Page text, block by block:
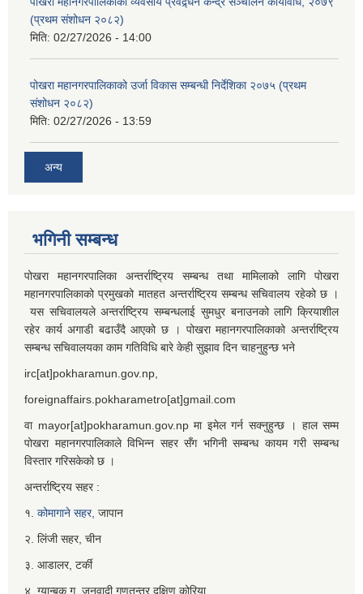
(प्रथम संशोधन २०८२)
मिति: 02/27/2026 - 14:00
पोखरा महानगरपालिकाको उर्जा विकास सम्बन्धी निर्देशिका २०७५ (प्रथम
संशोधन २०८२)
मिति: 02/27/2026 - 13:59
अन्य
भगिनी सम्बन्ध
पोखरा महानगरपालिका अन्तर्राष्ट्रिय सम्बन्ध तथा मामिलाको लागि पोखरा
महानगरपालिकाको प्रमुखको मातहत अन्तर्राष्ट्रिय सम्बन्ध सचिवालय रहेको छ ।
यस सचिवालयले अन्तर्राष्ट्रिय सम्बन्धलाई सुमधुर बनाउनको लागि क्रियाशील
रहेर कार्य अगाडी बढाउँदै आएको छ । पोखरा महानगरपालिकाको अन्तर्राष्ट्रिय
सम्बन्ध सचिवालयका काम गतिविधि बारे केही सुझाव दिन चाहनुहुन्छ भने
irc[at]pokharamun.gov.np,
foreignaffairs.pokharametro[at]gmail.com
वा mayor[at]pokharamun.gov.np मा इमेल गर्न सक्नुहुन्छ । हाल सम्म
पोखरा महानगरपालिकाले विभिन्न सहर सँग भगिनी सम्बन्ध कायम गरी सम्बन्ध
विस्तार गरिसकेको छ ।
अन्तर्राष्ट्रिय सहर :
१. कोमागाने सहर, जापान
२. लिंजी सहर, चीन
३. आडालर, टर्की
४. ग्यान्बुक गु, जनवादी गणतन्त्र दक्षिण कोरिया